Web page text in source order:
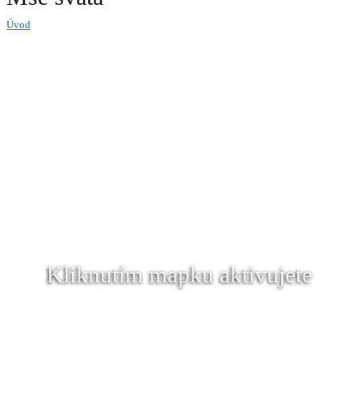
Úvod
Kliknutím mapku aktivujete